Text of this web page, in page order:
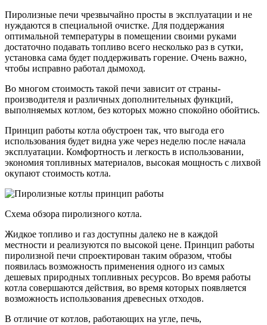
Пиролизные печи чрезвычайно просты в эксплуатации и не
нуждаются в специальной очистке. Для поддержания
оптимальной температуры в помещении своими руками
достаточно подавать топливо всего несколько раз в сутки,
установка сама будет поддерживать горение. Очень важно,
чтобы исправно работал дымоход.
Во многом стоимость такой печи зависит от страны-
производителя и различных дополнительных функций,
выполняемых котлом, без которых можно спокойно обойтись.
Принцип работы котла обустроен так, что выгода его
использования будет видна уже через неделю после начала
эксплуатации. Комфортность и легкость в использовании,
экономия топливных материалов, высокая мощность с лихвой
окупают стоимость котла.
Схема обзора пиролизного котла.
Жидкое топливо и газ доступны далеко не в каждой
местности и реализуются по высокой цене. Принцип работы
пиролизной печи спроектирован таким образом, чтобы
появилась возможность применения одного из самых
дешевых природных топливных ресурсов. Во время работы
котла совершаются действия, во время которых появляется
возможность использования древесных отходов.
В отличие от котлов, работающих на угле, печь,